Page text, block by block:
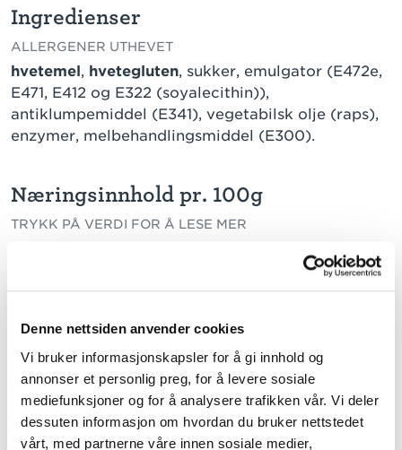
Denne nettsiden anvender cookies
Vi bruker informasjonskapsler for å gi innhold og
annonser et personlig preg, for å levere sosiale
mediefunksjoner og for å analysere trafikken vår. Vi deler
dessuten informasjon om hvordan du bruker nettstedet
vårt, med partnerne våre innen sosiale medier,
Ingredienser
ALLERGENER UTHEVET
hvetemel , hvetegluten, sukker, emulgator (E472e,
E471, E412 og E322 (soyalecithin)),
antiklumpemiddel (E341), vegetabilsk olje (raps),
enzymer, melbehandlingsmiddel (E300).
Næringsinnhold pr. 100g
TRYKK PÅ VERDI FOR Å LESE MER
1855 kJ / 441 kcal
28,3 g
mettede fettsyrer
enumettede fettsyrer
flerumettede fettsyrer
0,8 g
Karbohydrater
51,3 g